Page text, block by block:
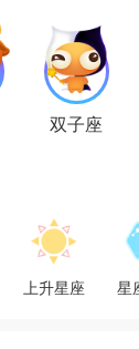
双子座
上升星座 星